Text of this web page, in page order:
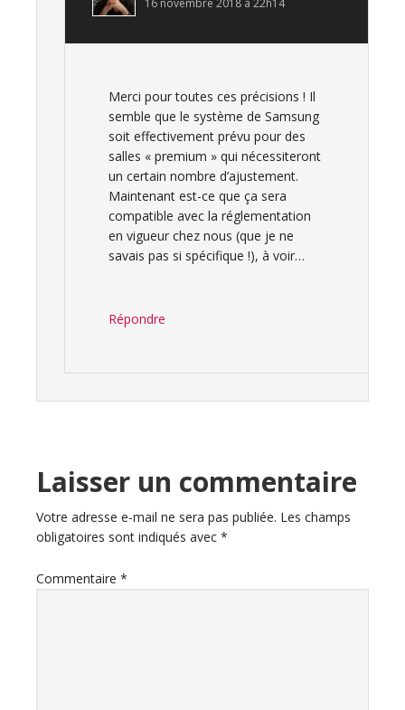
Merci pour toutes ces précisions ! Il
semble que le système de Samsung
soit effectivement prévu pour des
salles « premium » qui nécessiteront
un certain nombre d’ajustement.
Maintenant est-ce que ça sera
compatible avec la réglementation
en vigueur chez nous (que je ne
savais pas si spécifique !), à voir…
Répondre
Laisser un commentaire
Votre adresse e-mail ne sera pas publiée. Les champs
obligatoires sont indiqués avec *
Commentaire *